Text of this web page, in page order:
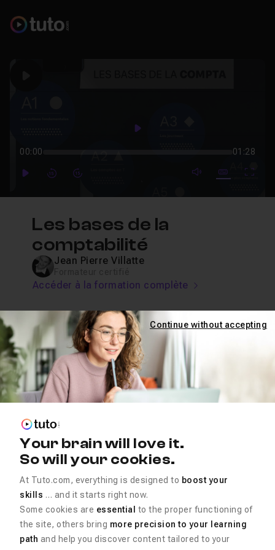
Play
00:00 01:28
PlayForwardForward mute video
Subtitles
Les bases de la
comptabilité
Jean Pierre Villatte
Accéder à la formation complète